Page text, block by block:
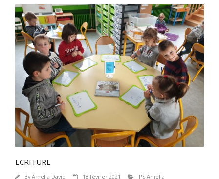
ECRITURE
ByAmelia David 18 février 2021 PS Amélia